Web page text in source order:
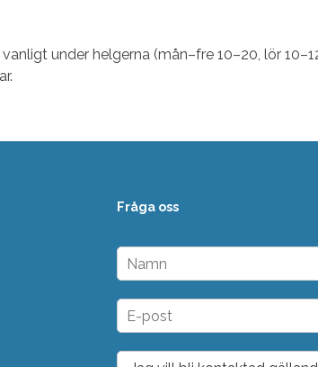
under helgerna (mån–fre 10–20, lör
Fråga oss
N
m
n
E
p
o
D